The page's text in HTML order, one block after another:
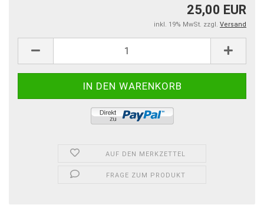
25,00 EUR
inkl. 19% MwSt. zzgl. Versand
AUF DEN MERKZETTEL
FRAGE ZUM PRODUKT